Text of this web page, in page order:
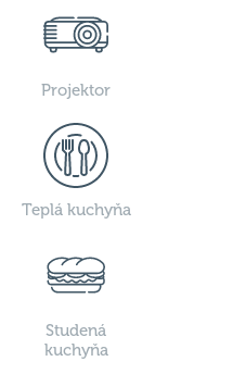
Projektor
Teplá kuchyňa
Studená
kuchyňa